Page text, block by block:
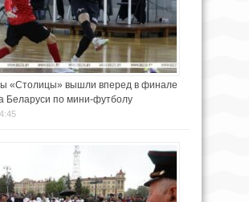
«Столицы» вышли вперед в финале
Беларуси по мини-футболу